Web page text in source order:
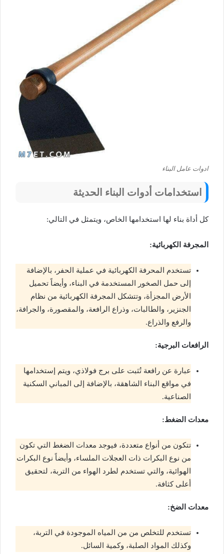
ادوات عامل البناء
استخدامات أدوات البناء الحديثة
كل أداة بناء لها استخدامها الخاص، ويتمثل في التالي:
المجرفة الكهربائية:
تستخدم المحرفة الكهربائية في عملية الحفر، بالإضافة
إلى حمل الصخور المستخدمة في البناء، وأيضاً تحميل
الأرض المجزأة، وتتشكل المجرفة الكهربائية من نظام
الجنزير، والطالبات، وذراع الرافعة، والمقصورة، والجرافة،
والرفع والذراع.
الرافعات البرجية:
عبارة عن رافعة تُثبت على برج فولاذي، ويتم إستخدامها
في مواقع البناء الشاهقة، بالإضافة إلى المباني السكنية
الصناعية.
معدات الضغط:
تتكون من أنواع متعددة، فيوجد معدات الضغط التي تكون
من نوع البكرات ذات العجلات الملساء، وأيضاً نوع البكرات
الهوائية، والتي تستخدم لطرد الهواء من التربة، لتحقيق
أعلى كثافة.
معدات الضخ:
تستخدم للتخلص من من المياه الموجودة في التربة،
وكذلك المواد الصلبة، وكمية السائل.